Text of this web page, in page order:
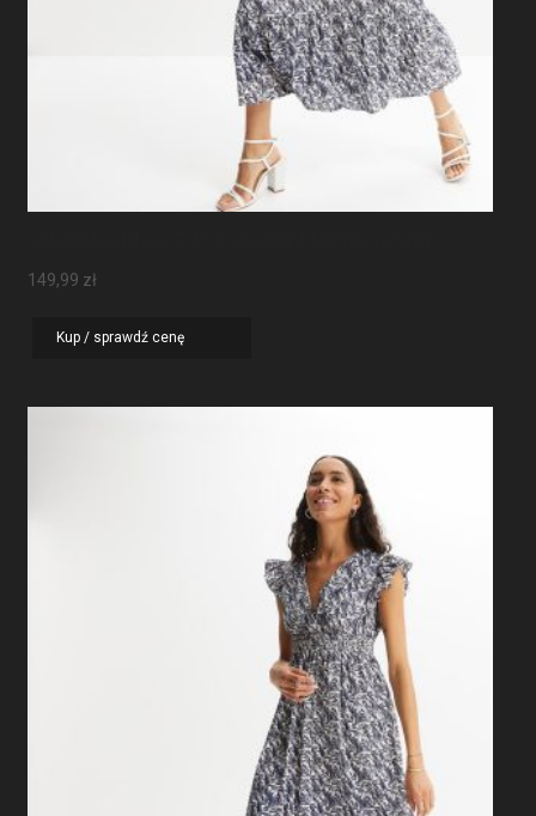
149,99 zł
Kup / sprawdź cenę